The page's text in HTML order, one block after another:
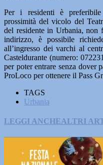
Per i residenti è
prossimità del vicolo del
del residente in Urbania, non
indirizzo, è possibile
all’ingresso dei varchi al
Casteldurante (numero:
per poter entrare senza dover
ProLoco per ottenere il Pass
TAGS
Urbania
LEGGI ANCHEALTRI